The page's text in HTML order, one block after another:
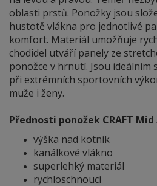
oblasti prstů. Ponožky jsou
hustotě vlákna pro jednotlivé
komfort. Materiál umožňuje
chodidel utváří panely ze
ponožce v hrnutí. Jsou
při extrémních sportovních
muže i ženy.
Přednosti ponožek CRAFT
výška nad kotník
kanálkové vlákno
superlehký materiál
rychloschnoucí